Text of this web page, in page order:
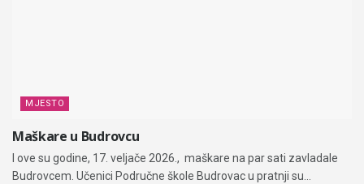
MJESTO
Maškare u Budrovcu
I ove su godine, 17. veljače 2026., maškare na par sati zavladale
Budrovcem. Učenici Područne škole Budrovac u pratnji su...